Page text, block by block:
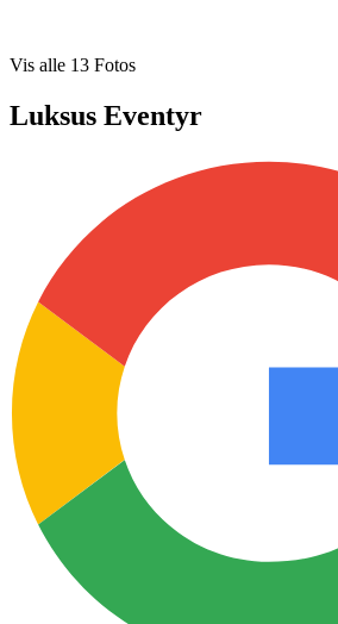
Vis alle 13 Fotos
Luksus Eventyr